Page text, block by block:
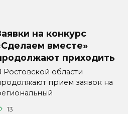
на конкурс
вместе»
приходить
Ростовской области
прием заявок на
13